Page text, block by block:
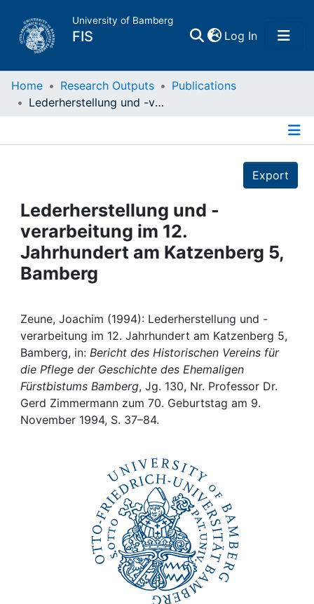
University of Bamberg
FIS Log In(current)
Home
Projects
People
Institutions
Awards
My FIS
Help
Home Research Outputs
Publications
Lederherstellung und -verarbeitung im 12. Jahrhundert am Katzenberg 5, Bamberg
Export
Lederherstellung und -
verarbeitung im 12.
Jahrhundert am Katzenberg 5,
Bamberg
Zeune, Joachim (1994): Lederherstellung und -
verarbeitung im 12. Jahrhundert am Katzenberg 5,
Bamberg, in: Bericht des Historischen Vereins für
die Pflege der Geschichte des Ehemaligen
Fürstbistums Bamberg, Jg. 130, Nr. Professor Dr.
Gerd Zimmermann zum 70. Geburtstag am 9.
November 1994, S. 37–84.